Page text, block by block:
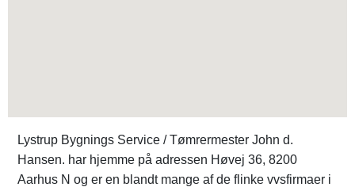
Lystrup Bygnings Service / Tømrermester John d.
Hansen. har hjemme på adressen Høvej 36, 8200
Aarhus N og er en blandt mange af de flinke vvsfirmaer i